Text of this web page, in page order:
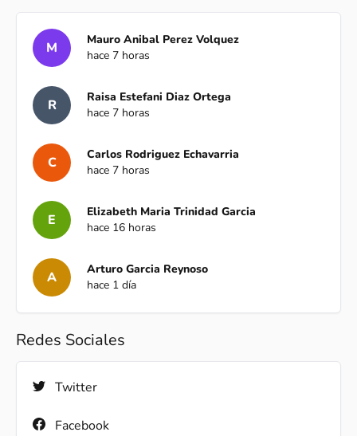
M
Mauro Anibal Perez Volquez
hace 7 horas
R
Raisa Estefani Diaz Ortega
hace 7 horas
C
Carlos Rodriguez Echavarria
hace 7 horas
E
Elizabeth Maria Trinidad Garcia
hace 16 horas
A
Arturo Garcia Reynoso
hace 1 día
Redes Sociales
Twitter
Facebook